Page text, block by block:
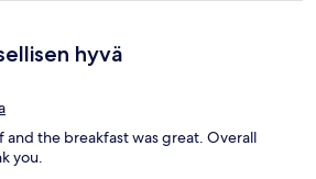
hyvä
and the breakfast was great. Overall
you.